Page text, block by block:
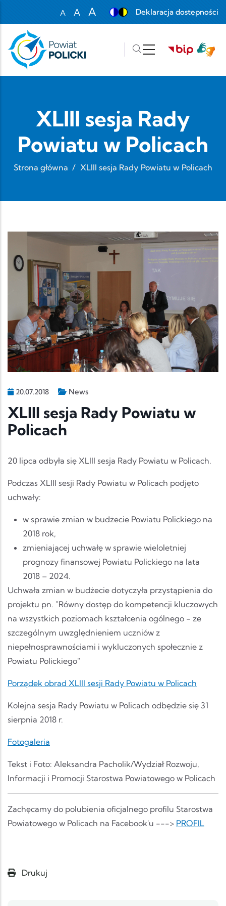
A
Set font size to 100%
A
A
Deklaracja dostępności
XLIII sesja Rady
Powiatu w Policach
Strona główna / XLIII sesja Rady Powiatu w Policach
20.07.2018 News
XLIII sesja Rady Powiatu w
Policach
20 lipca odbyła się XLIII sesja Rady Powiatu w Policach.
Podczas XLIII sesji Rady Powiatu w Policach podjęto
uchwały:
w sprawie zmian w budżecie Powiatu Polickiego na
2018 rok,
zmieniającej uchwałę w sprawie wieloletniej
prognozy finansowej Powiatu Polickiego na lata
2018 – 2024.
Uchwała zmian w budżecie dotyczyła przystąpienia do
projektu pn. "Równy dostęp do kompetencji kluczowych
na wszystkich poziomach kształcenia ogólnego - ze
szczególnym uwzględnieniem uczniów z
niepełnosprawnościami i wykluczonych społecznie z
Powiatu Polickiego"
Porządek obrad XLIII sesji Rady Powiatu w Policach
Kolejna sesja Rady Powiatu w Policach odbędzie się 31
sierpnia 2018 r.
Fotogaleria
Tekst i Foto: Aleksandra Pacholik/Wydział Rozwoju,
Informacji i Promocji Starostwa Powiatowego w Policach
Zachęcamy do polubienia oficjalnego profilu Starostwa
Powiatowego w Policach na Facebook'u ---> PROFIL
Drukuj